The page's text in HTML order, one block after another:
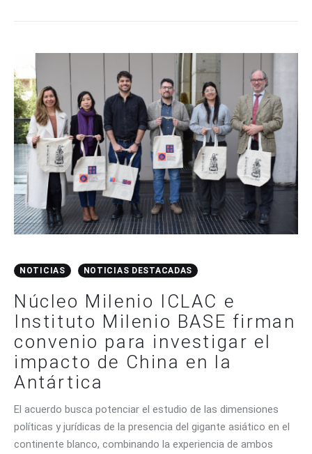
NOTICIAS NOTICIAS DESTACADAS
Núcleo Milenio ICLAC e
Instituto Milenio BASE firman
convenio para investigar el
impacto de China en la
Antártica
El acuerdo busca potenciar el estudio de las dimensiones
políticas y jurídicas de la presencia del gigante asiático en el
continente blanco, combinando la experiencia de ambos